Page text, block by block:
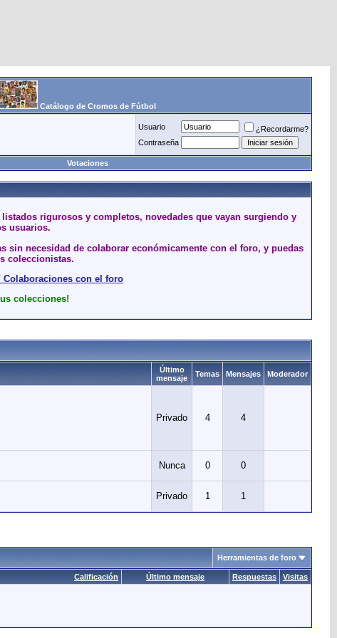
Catálogo de Cromos de Fútbol
Usuario
¿Recordarme?
Contraseña
Votaciones
rigurosos y completos, novedades que vayan surgiendo y
usuarios.
sin necesidad de colaborar económicamente con el foro, y puedas
coleccionistas.
Colaboraciones con el foro
colecciones!
Último
mensaje
Temas Mensajes Moderador
Privado 4 4
Nunca 0 0
Privado 1 1
Herramientas de foro
Calificación Último mensaje Respuestas Visitas